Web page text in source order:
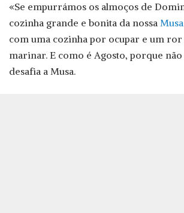
«Se empurrámos os almoços de
cozinha grande e bonita da nossa
com uma cozinha por ocupar e um ror
marinar. E como é Agosto, porque não
desafia a Musa.